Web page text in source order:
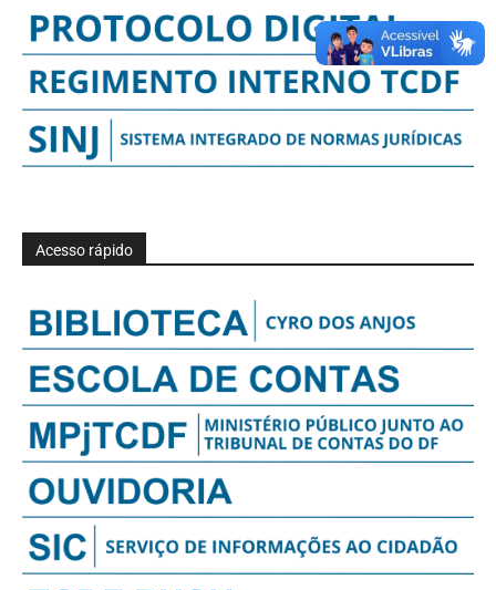
Acesso rápido